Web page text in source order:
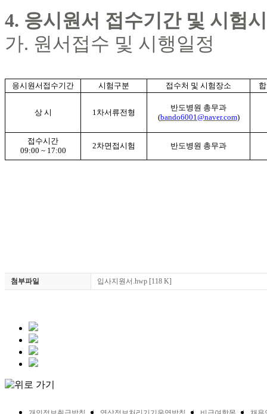
4. 응시원서 접수기간 및 시험
가. 원서접수 및 시행일정
응시원서접수기간 시험구분 접수처 및 시험장소
상 시 1차서류전형
반도병원 총무과
(bando6001@naver.com)
접수시간
09:00 ~ 17:00
2차면접시험 반도병원 총무과
첨부파일 입사지원서.hwp [118 K]